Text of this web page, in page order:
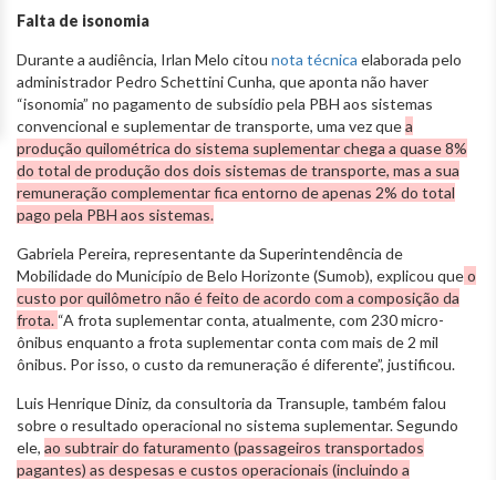
Falta de isonomia
Durante a audiência, Irlan Melo citou nota técnica elaborada pelo
administrador Pedro Schettini Cunha, que aponta não haver
“isonomia” no pagamento de subsídio pela PBH aos sistemas
convencional e suplementar de transporte, uma vez quea
produção quilométrica do sistema suplementar chega a quase 8%
do total de produção dos dois sistemas de transporte, mas a sua
remuneração complementar fica entorno de apenas 2% do total
pago pela PBH aos sistemas.
Gabriela Pereira, representante da Superintendência de
Mobilidade do Município de Belo Horizonte (Sumob), explicou queo
custo por quilômetro não é feito de acordo com a composição da
frota. “A frota suplementar conta, atualmente, com 230 micro-
ônibus enquanto a frota suplementar conta com mais de 2 mil
ônibus. Por isso, o custo da remuneração é diferente”, justificou.
Luis Henrique Diniz, da consultoria da Transuple, também falou
sobre o resultado operacional no sistema suplementar. Segundo
ele, ao subtrair do faturamento (passageiros transportados
pagantes) as despesas e custos operacionais (incluindo a